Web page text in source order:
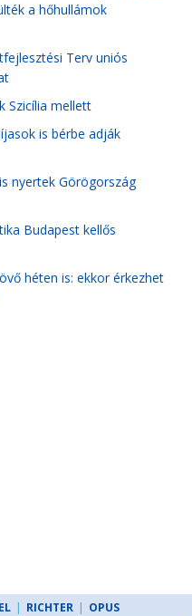
a hőhullámok
Terv uniós
Szicília mellett
is bérbe adják
nyertek Görögország
Budapest kellős
héten is: ekkor érkezhet
| RICHTER | OPUS